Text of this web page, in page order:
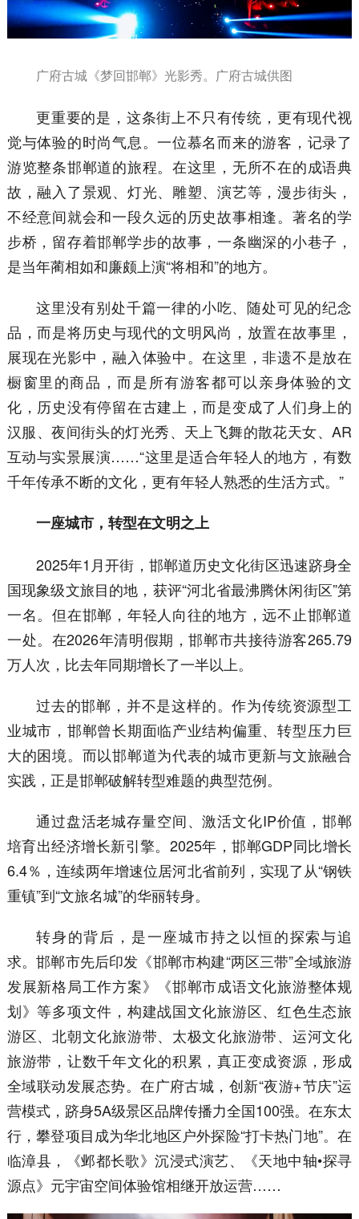
广府古城《梦回邯郸》光影秀。广府古城供图
更重要的是，这条街上不只有传统，更有现代视
觉与体验的时尚气息。一位慕名而来的游客，记录了
游览整条邯郸道的旅程。在这里，无所不在的成语典
故，融入了景观、灯光、雕塑、演艺等，漫步街头，
不经意间就会和一段久远的历史故事相逢。著名的学
步桥，留存着邯郸学步的故事，一条幽深的小巷子，
是当年蔺相如和廉颇上演“将相和”的地方。
这里没有别处千篇一律的小吃、随处可见的纪念
品，而是将历史与现代的文明风尚，放置在故事里，
展现在光影中，融入体验中。在这里，非遗不是放在
橱窗里的商品，而是所有游客都可以亲身体验的文
化，历史没有停留在古建上，而是变成了人们身上的
汉服、夜间街头的灯光秀、天上飞舞的散花天女、AR
互动与实景展演……“这里是适合年轻人的地方，有数
千年传承不断的文化，更有年轻人熟悉的生活方式。”
一座城市，转型在文明之上
2025年1月开街，邯郸道历史文化街区迅速跻身全
国现象级文旅目的地，获评“河北省最沸腾休闲街区”第
一名。但在邯郸，年轻人向往的地方，远不止邯郸道
一处。在2026年清明假期，邯郸市共接待游客265.79
万人次，比去年同期增长了一半以上。
过去的邯郸，并不是这样的。作为传统资源型工
业城市，邯郸曾长期面临产业结构偏重、转型压力巨
大的困境。而以邯郸道为代表的城市更新与文旅融合
实践，正是邯郸破解转型难题的典型范例。
通过盘活老城存量空间、激活文化IP价值，邯郸
培育出经济增长新引擎。2025年，邯郸GDP同比增长
6.4％，连续两年增速位居河北省前列，实现了从“钢铁
重镇”到“文旅名城”的华丽转身。
转身的背后，是一座城市持之以恒的探索与追
求。邯郸市先后印发《邯郸市构建“两区三带”全域旅游
发展新格局工作方案》《邯郸市成语文化旅游整体规
划》等多项文件，构建战国文化旅游区、红色生态旅
游区、北朝文化旅游带、太极文化旅游带、运河文化
旅游带，让数千年文化的积累，真正变成资源，形成
全域联动发展态势。在广府古城，创新“夜游+节庆”运
营模式，跻身5A级景区品牌传播力全国100强。在东太
行，攀登项目成为华北地区户外探险“打卡热门地”。在
临漳县，《邺都长歌》沉浸式演艺、《天地中轴•探寻
源点》元宇宙空间体验馆相继开放运营……